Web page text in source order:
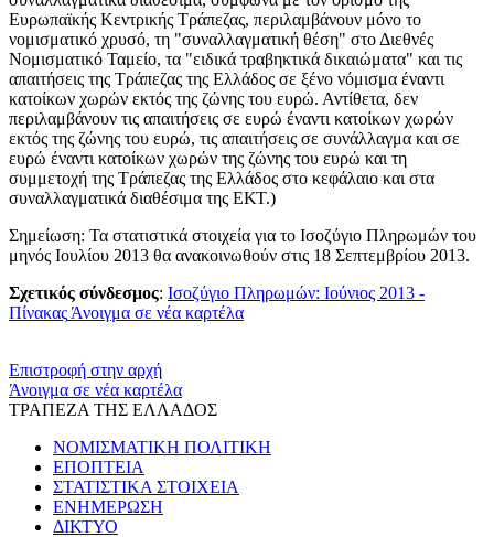
Ευρωπαϊκής Κεντρικής Τράπεζας, περιλαμβάνουν μόνο το
νομισματικό χρυσό, τη "συναλλαγματική θέση" στο Διεθνές
Νομισματικό Ταμείο, τα "ειδικά τραβηκτικά δικαιώματα" και τις
απαιτήσεις της Τράπεζας της Ελλάδος σε ξένο νόμισμα έναντι
κατοίκων χωρών εκτός της ζώνης του ευρώ. Αντίθετα, δεν
περιλαμβάνουν τις απαιτήσεις σε ευρώ έναντι κατοίκων χωρών
εκτός της ζώνης του ευρώ, τις απαιτήσεις σε συνάλλαγμα και σε
ευρώ έναντι κατοίκων χωρών της ζώνης του ευρώ και τη
συμμετοχή της Τράπεζας της Ελλάδος στο κεφάλαιο και στα
συναλλαγματικά διαθέσιμα της ΕΚΤ.)
Σημείωση: Τα στατιστικά στοιχεία για το Ισοζύγιο Πληρωμών του
μηνός Ιουλίου 2013 θα ανακοινωθούν στις 18 Σεπτεμβρίου 2013.
Σχετικός σύνδεσμος: Ισοζύγιο Πληρωμών: Ιούνιος 2013 -
Πίνακας Άνοιγμα σε νέα καρτέλα
Επιστροφή στην αρχή
Άνοιγμα σε νέα καρτέλα
ΤΡΑΠΕΖΑ ΤΗΣ ΕΛΛΑΔΟΣ
ΝΟΜΙΣΜΑΤΙΚΗ ΠΟΛΙΤΙΚΗ
ΕΠΟΠΤΕΙΑ
ΣΤΑΤΙΣΤΙΚΑ ΣΤΟΙΧΕΙΑ
ΕΝΗΜΕΡΩΣΗ
ΔΙΚΤΥΟ